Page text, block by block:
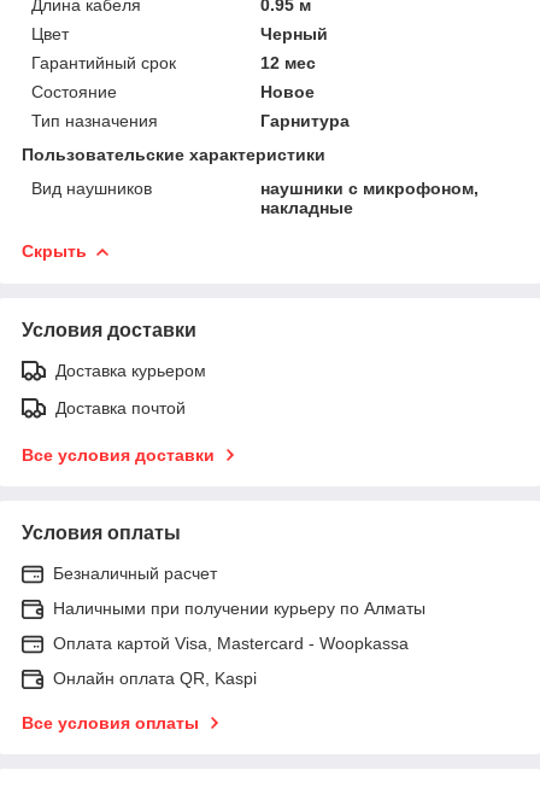
Длина кабеля
0.95 м
Цвет
Черный
Гарантийный срок
12 мес
Состояние
Новое
Тип назначения
Гарнитура
Пользовательские характеристики
Вид наушников
наушники с микрофоном,
накладные
Скрыть
Условия доставки
Доставка курьером
Доставка почтой
Все условия доставки
Условия оплаты
Безналичный расчет
Наличными при получении курьеру по Алматы
Оплата картой Visa, Mastercard - Woopkassa
Онлайн оплата QR, Kaspi
Все условия оплаты